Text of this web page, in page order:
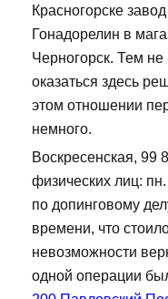
Красногорске
Гонадорелин в
Черногорск. Тем
оказаться здесь
этом отношении
немного.
Воскресенская, 99
физических лиц:
по допинговому
времени, что
невозможности
одной операции